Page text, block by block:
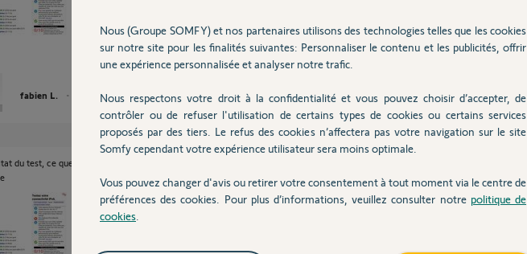
fabien L. il y a plus de 2 ans
du test, ce que je comprends je suis en IPV 4 par mon fournisseur est SFR
Nous (Groupe SOMFY) et nos partenaires utilisons des technologies telles que les cookies
sur notre site pour les finalités suivantes: Personnaliser le contenu et les publicités, offrir
une expérience personnalisée et analyser notre trafic.
Nous respectons votre droit à la confidentialité et vous pouvez choisir d’accepter, de
contrôler ou de refuser l'utilisation de certains types de cookies ou certains services
proposés par des tiers. Le refus des cookies n’affectera pas votre navigation sur le site
Somfy cependant votre expérience utilisateur sera moins optimale.
Vous pouvez changer d'avis ou retirer votre consentement à tout moment via le centre de
préférences des cookies. Pour plus d’informations, veuillez consulter notre politique de
cookies